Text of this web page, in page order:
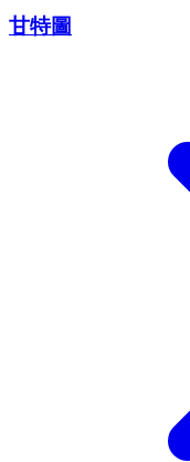
甘特圖